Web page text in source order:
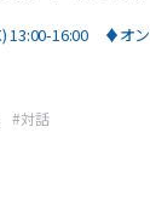
) 13:00-16:00 ♦オン
#対話